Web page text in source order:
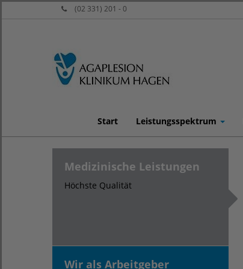
(02 331) 201 - 0
Start Leistungsspektrum
Medizinische Leistungen
Höchste Qualität
Wir als Arbeitgeber